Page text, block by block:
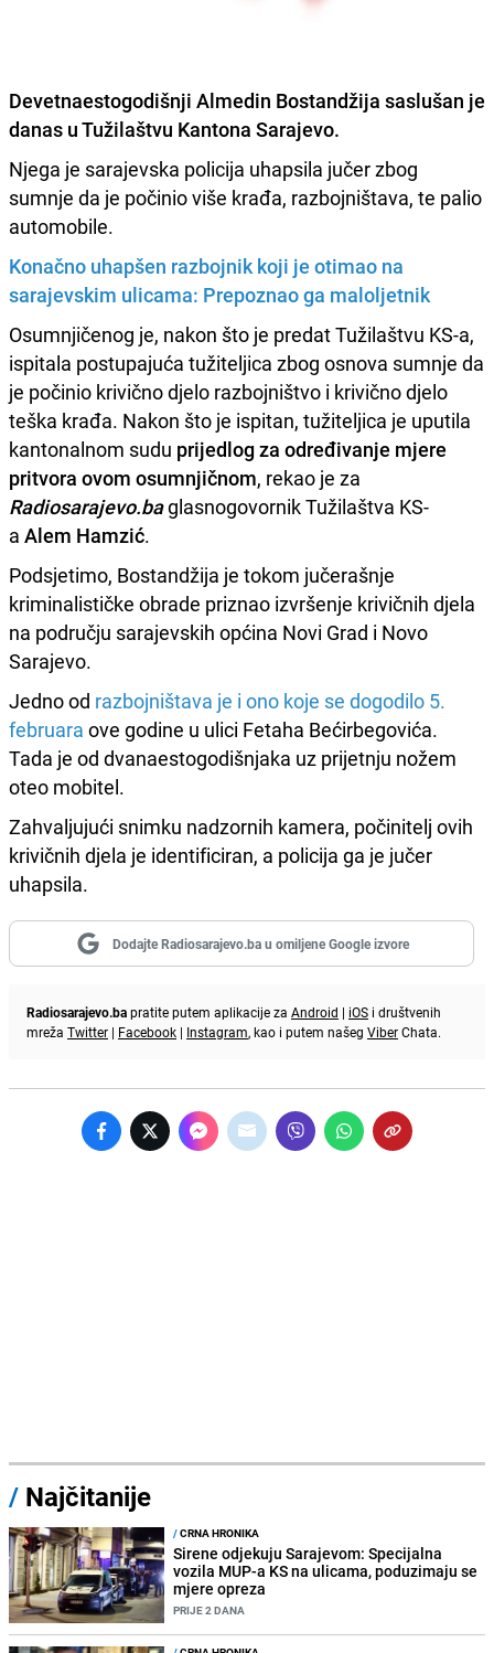
Devetnaestogodišnji Almedin Bostandžija saslušan je
danas u Tužilaštvu Kantona Sarajevo.
Njega je sarajevska policija uhapsila jučer zbog
sumnje da je počinio više krađa, razbojništava, te palio
automobile.
Konačno uhapšen razbojnik koji je otimao na
sarajevskim ulicama: Prepoznao ga maloljetnik
Osumnjičenog je, nakon što je predat Tužilaštvu KS-a,
ispitala postupajuća tužiteljica zbog osnova sumnje da
je počinio krivično djelo razbojništvo i krivično djelo
teška krađa. Nakon što je ispitan, tužiteljica je uputila
kantonalnom sudu prijedlog za određivanje mjere
pritvora ovom osumnjičnom, rekao je za
Radiosarajevo.baglasnogovornik Tužilaštva KS-
a Alem Hamzić.
Podsjetimo, Bostandžija je tokom jučerašnje
kriminalističke obrade priznao izvršenje krivičnih djela
na području sarajevskih općina Novi Grad i Novo
Sarajevo.
Jedno od razbojništava je i ono koje se dogodilo 5.
februara ove godine u ulici Fetaha Bećirbegovića.
Tada je od dvanaestogodišnjaka uz prijetnju nožem
oteo mobitel.
Zahvaljujući snimku nadzornih kamera, počinitelj ovih
krivičnih djela je identificiran, a policija ga je jučer
uhapsila.
Dodajte Radiosarajevo.ba u omiljene Google izvore
Radiosarajevo.bapratite putem aplikacije za Android | iOS i društvenih
mreža Twitter | Facebook | Instagram, kao i putem našeg ViberChata.
/ Najčitanije
/CRNA HRONIKA
Sirene odjekuju Sarajevom: Specijalna
vozila MUP-a KS na ulicama, poduzimaju se
mjere opreza
PRIJE 2 DANA